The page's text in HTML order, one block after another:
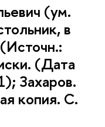
(ум.
в
(Дата
Захаров.
копия. С.